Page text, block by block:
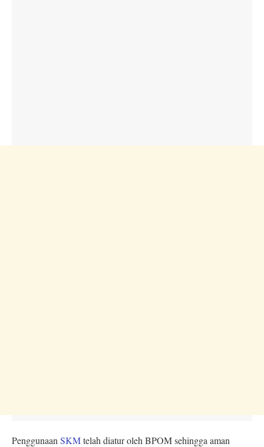
PenggunaanSKMtelah diatur oleh BPOM sehingga aman